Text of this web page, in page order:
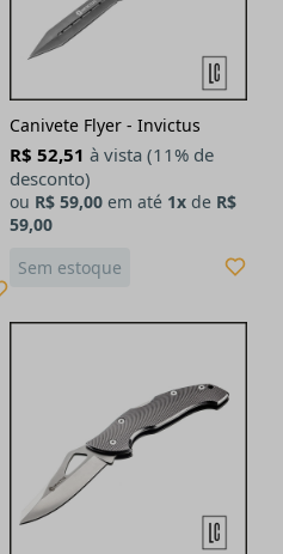
Canivete Flyer - Invictus
R$ 52,51 à vista (11% de
desconto)
ou R$ 59,00 em até 1x de R$
59,00
Sem estoque